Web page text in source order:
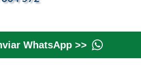
WhatsApp >>